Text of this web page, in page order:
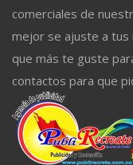
comerciales de
mejor se ajuste a tus
que más te guste
contactos para que